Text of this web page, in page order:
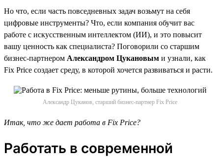
Но что, если часть повседневных задач возьмут на себя
цифровые инструменты? Что, если компания обучит вас
работе с искусственным интеллектом (ИИ), и это повысит
вашу ценность как специалиста? Поговорили со старшим
бизнес-партнером Александром Цукановым и узнали, как
Fix Price создает среду, в которой хочется развиваться и расти.
Александр Цуканов, старший бизнес-партнер Fix Price
Итак, что же дает работа в Fix Price?
Работать в современной